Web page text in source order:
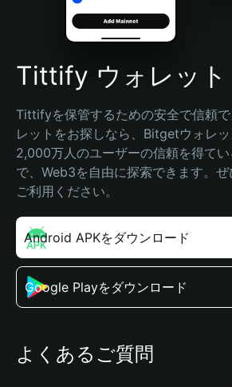
Português (Brasil)
Español (Argentina)
Tittify ウォレット
Tittifyを保管するための安全で信頼
レットをお探しなら、Bitgetウォレッ
2,000万人のユーザーの信頼を得て
で、Web3を自由に探索できます。
ご利用ください。
Android APKをダウンロード
Google Playをダウンロード
よくあるご質問